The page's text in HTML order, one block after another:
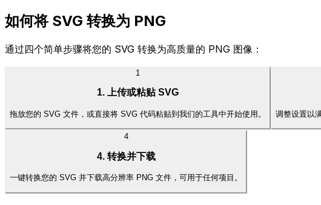
如何将 SVG 转换为 PNG
通过四个简单步骤将您的 SVG 转换为高质量的 PNG 图像：
1
1. 上传或粘贴 SVG
拖放您的 SVG 文件，或直接将 SVG 代码粘贴到我们的工具中开始使用。 调整设置以
4
4. 转换并下载
一键转换您的 SVG 并下载高分辨率 PNG 文件，可用于任何项目。